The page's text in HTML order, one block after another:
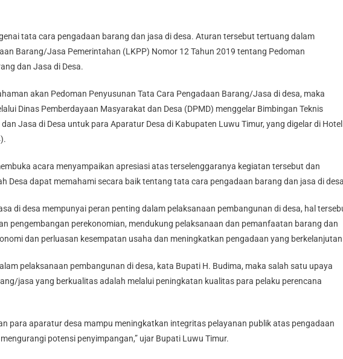
tata cara pengadaan barang dan jasa di desa. Aturan tersebut tertuang dalam
Barang/Jasa Pemerintahan (LKPP) Nomor 12 Tahun 2019 tentang Pedoman
dan Jasa di Desa.
akan Pedoman Penyusunan Tata Cara Pengadaan Barang/Jasa di desa, maka
Dinas Pemberdayaan Masyarakat dan Desa (DPMD) menggelar Bimbingan Teknis
Jasa di Desa untuk para Aparatur Desa di Kabupaten Luwu Timur, yang digelar di Hotel
acara menyampaikan apresiasi atas terselenggaranya kegiatan tersebut dan
Desa dapat memahami secara baik tentang tata cara pengadaan barang dan jasa di
di desa mempunyai peran penting dalam pelaksanaan pembangunan di desa, hal
pengembangan perekonomian, mendukung pelaksanaan dan pemanfaatan barang dan
dan perluasan kesempatan usaha dan meningkatkan pengadaan yang
pelaksanaan pembangunan di desa, kata Bupati H. Budima, maka salah satu upaya
jasa yang berkualitas adalah melalui peningkatan kualitas para pelaku perencana
para aparatur desa mampu meningkatkan integritas pelayanan publik atas pengadaan
potensi penyimpangan,” ujar Bupati Luwu Timur.